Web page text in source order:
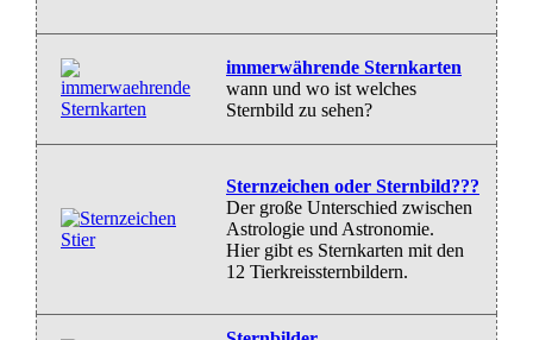
immerwährende Sternkarten
wann und wo ist welches
Sternbild zu sehen?
Sternzeichen oder Sternbild???
Der große Unterschied zwischen
Astrologie und Astronomie.
Hier gibt es Sternkarten mit den
12 Tierkreissternbildern.